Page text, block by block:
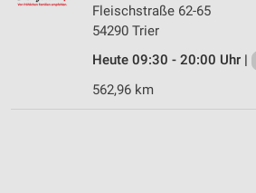
Fleischstraße 62-65
54290 Trier
Heute 09:30 - 20:00 Uhr |
562,96 km